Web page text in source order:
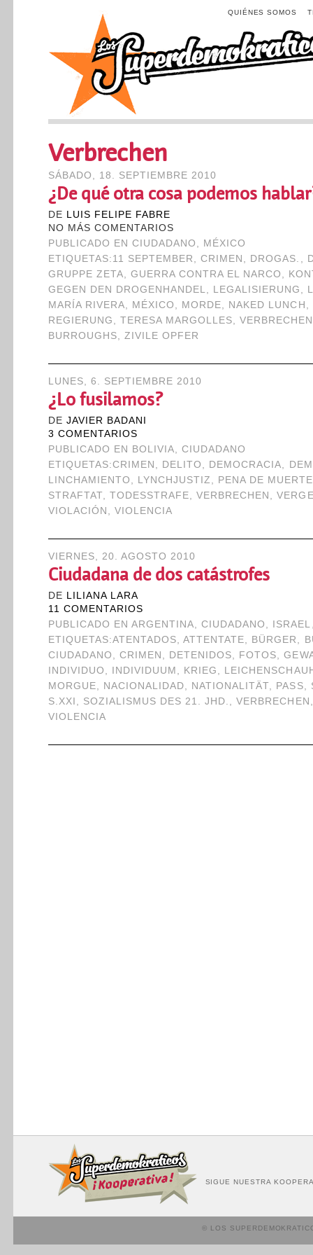
QUIÉNES SOMOS
Verbrechen
SÁBADO, 18. SEPTIEMBRE 2010
¿De qué otra cosa podemos
DE LUIS FELIPE FABRE
NO MÁS COMENTARIOS
PUBLICADO EN CIUDADANO , MÉXICO
ETIQUETAS: 11 SEPTEMBER ,CRIMEN , DROGAS. ,
GRUPPE ZETA, GUERRA CONTRA EL NARCO ,
GEGEN DEN DROGENHANDEL, LEGALISIERUNG ,
MARÍA RIVERA, MÉXICO , MORDE, NAKED LUNCH ,
REGIERUNG , TERESA MARGOLLES,VERBRECHEN
BURROUGHS, ZIVILE OPFER
LUNES, 6. SEPTIEMBRE 2010
¿Lo fusilamos?
DE JAVIER BADANI
3 COMENTARIOS
PUBLICADO EN
BOLIVIA,CIUDADANO
ETIQUETAS:CRIMEN , DELITO , DEMOCRACIA,
LINCHAMIENTO , LYNCHJUSTIZ , PENA DE MUERTE
STRAFTAT, TODESSTRAFE,VERBRECHEN ,
VIOLACIÓN , VIOLENCIA
VIERNES, 20. AGOSTO 2010
Ciudadana de dos catástrofes
DE LILIANA LARA
11 COMENTARIOS
PUBLICADO EN ARGENTINA,CIUDADANO , ISRAEL
ETIQUETAS:ATENTADOS,ATTENTATE, BÜRGER ,
CIUDADANO , CRIMEN , DETENIDOS, FOTOS,
INDIVIDUO , INDIVIDUUM , KRIEG ,
MORGUE, NACIONALIDAD, NATIONALITÄT, PASS,
S.XXI , SOZIALISMUS DES 21. JHD. ,VERBRECHEN
VIOLENCIA
SIGUE NUESTRA
© LOS